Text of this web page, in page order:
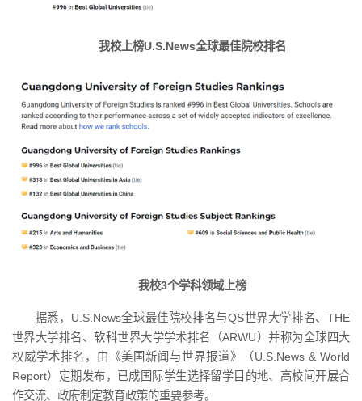
我校上榜U.S.News全球最佳院校排名
我校3个学科领域上榜
据悉，U.S.News全球最佳院校排名与QS世界大学排名、THE
世界大学排名、软科世界大学学术排名（ARWU）并称为全球四大
权威学术排名，由《美国新闻与世界报道》（U.S.News & World
Report）定期发布，已成国际学生选择留学目的地、高校间开展合
作交流、政府制定教育政策的重要参考。